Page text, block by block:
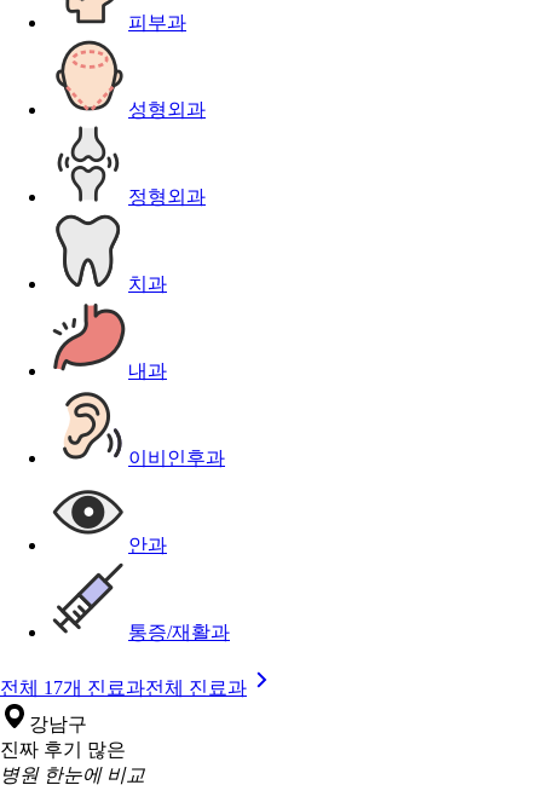
피부과
성형외과
정형외과
치과
내과
이비인후과
안과
통증/재활과
전체 17개 진료과전체 진료과
강남구
진짜 후기 많은
병원 한눈에 비교